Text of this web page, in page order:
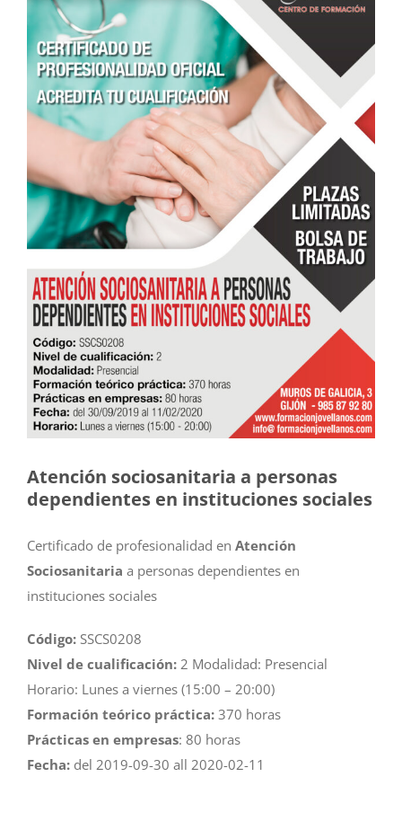
Atención sociosanitaria a personas
dependientes en instituciones sociales
Certificado de profesionalidad en Atención
Sociosanitaria a personas dependientes en
instituciones sociales
Código: SSCS0208
Nivel de cualificación: 2 Modalidad: Presencial
Horario: Lunes a viernes (15:00 – 20:00)
Formación teórico práctica: 370 horas
Prácticas en empresas: 80 horas
Fecha: del 2019-09-30 all 2020-02-11